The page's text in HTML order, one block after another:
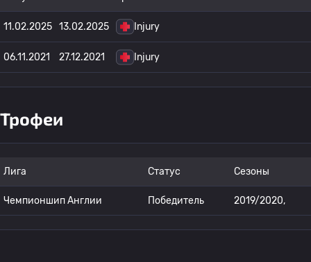
11.02.2025 13.02.2025 Injury
06.11.2021 27.12.2021 Injury
Трофеи
Лига Статус Сезоны
Чемпионшип Англии Победитель 2019/2020,